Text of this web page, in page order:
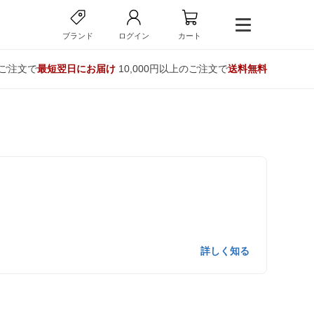
ブランド ログイン カート
注文で最短翌日にお届け10,000円以上のご注文で送料無料
詳しく知る